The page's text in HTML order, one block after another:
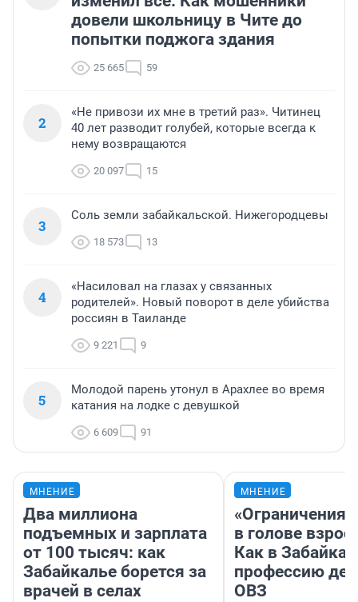
довели школьницу в Чите до
попытки поджога здания
25 665 59
2
«Не привози их мне в третий раз». Читинец
40 лет разводит голубей, которые всегда к
нему возвращаются
20 097 15
3
Соль земли забайкальской. Нижегородцевы
18 573 13
4
«Насиловал на глазах у связанных
родителей». Новый поворот в деле убийства
россиян в Таиланде
9 221 9
5
Молодой парень утонул в Арахлее во время
катания на лодке с девушкой
6 609 91
МНЕНИЕ
Два миллиона
подъемных и зарплата
от 100 тысяч: как
Забайкалье борется за
врачей в селах
МНЕНИЕ
«Ограничения
в голове
Как в
профессию
ОВЗ